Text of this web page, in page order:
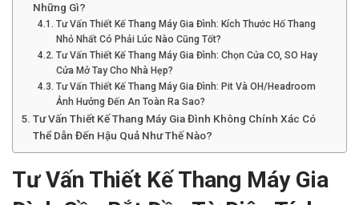
Những Gì?
Tư Vấn Thiết Kế Thang Máy Gia Đình: Kích Thước Hố Thang
Nhỏ Nhất Có Phải Lúc Nào Cũng Tốt?
Tư Vấn Thiết Kế Thang Máy Gia Đình: Chọn Cửa CO, SO Hay
Cửa Mở Tay Cho Nhà Hẹp?
Tư Vấn Thiết Kế Thang Máy Gia Đình: Pit Và OH/Headroom
Ảnh Hưởng Đến An Toàn Ra Sao?
Tư Vấn Thiết Kế Thang Máy Gia Đình Không Chính Xác Có
Thể Dẫn Đến Hậu Quả Như Thế Nào?
Tư Vấn Thiết Kế Thang Máy Gia